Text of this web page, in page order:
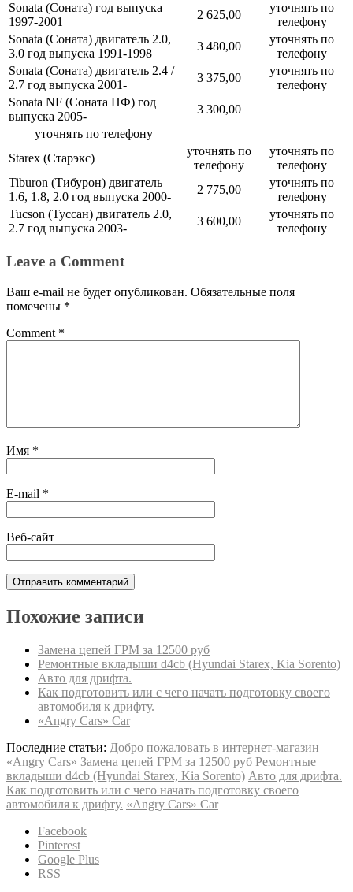
Sonata (Соната) год выпуска
1997-2001
2 625,00
уточнять по
телефону
Sonata (Соната) двигатель 2.0,
3.0 год выпуска 1991-1998
3 480,00
уточнять по
телефону
Sonata (Соната) двигатель 2.4 /
2.7 год выпуска 2001-
3 375,00
уточнять по
телефону
Sonata NF (Соната НФ) год
выпуска 2005-
3 300,00
уточнять по телефону
Starex (Старэкс)
уточнять по
телефону
уточнять по
телефону
Tiburon (Тибурон) двигатель
1.6, 1.8, 2.0 год выпуска 2000-
2 775,00
уточнять по
телефону
Tucson (Туссан) двигатель 2.0,
2.7 год выпуска 2003-
3 600,00
уточнять по
телефону
Leave a Comment
Ваш e-mail не будет опубликован. Обязательные поля
помечены *
Comment *
Имя *
E-mail *
Веб-сайт
Похожие записи
Замена цепей ГРМ за 12500 руб
Ремонтные вкладыши d4cb (Hyundai Starex, Kia Sorento)
Авто для дрифта.
Как подготовить или с чего начать подготовку своего
автомобиля к дрифту.
«Angry Cars» Car
Последние статьи: Добро пожаловать в интернет-магазин
«Angry Cars» Замена цепей ГРМ за 12500 руб Ремонтные
вкладыши d4cb (Hyundai Starex, Kia Sorento) Авто для дрифта.
Как подготовить или с чего начать подготовку своего
автомобиля к дрифту. «Angry Cars» Car
Facebook
Pinterest
Google Plus
RSS